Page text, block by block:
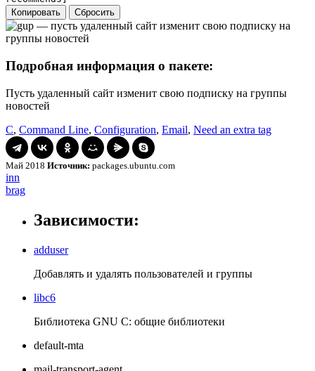
Копировать
Сбросить
Подробная информация о пакете:
Пусть удаленный сайт изменит свою подписку на группы
новостей
C, Command Line, Configuration, Email, Need an extra tag
Май 2018 Источник: packages.ubuntu.com
Навигация
по
записям
inn
inn
brag
brag
Зависимости:
adduser
Добавлять и удалять пользователей и группы
libc6
Библиотека GNU C: общие библиотеки
default-mta